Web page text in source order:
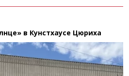
в Кунстхаусе Цюриха